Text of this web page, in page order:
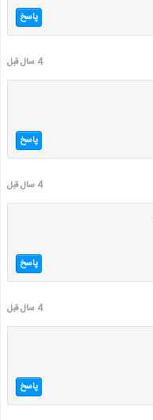
پاسخ
4 سال قبل
پاسخ
4 سال قبل
پاسخ
4 سال قبل
پاسخ